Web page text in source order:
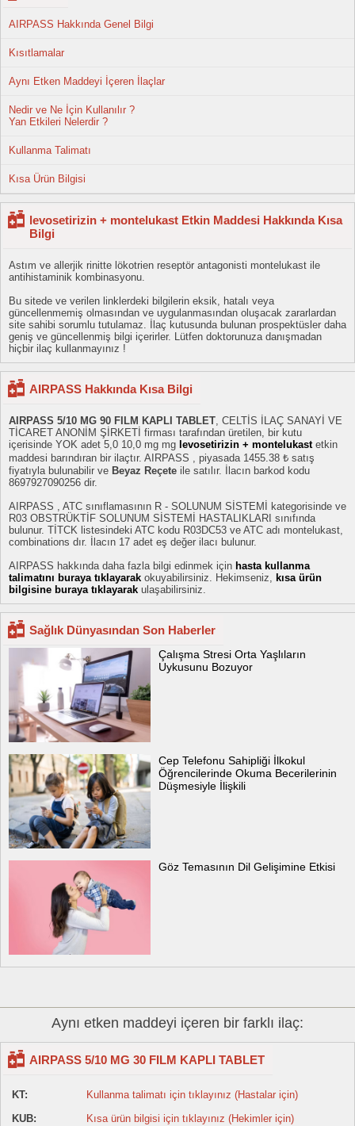
AIRPASS Hakkında Genel Bilgi
Kısıtlamalar
Aynı Etken Maddeyi İçeren İlaçlar
Nedir ve Ne İçin Kullanılır ?
Yan Etkileri Nelerdir ?
Kullanma Talimatı
Kısa Ürün Bilgisi
levosetirizin + montelukast Etkin Maddesi Hakkında Kısa
Bilgi
Astım ve allerjik rinitte lökotrien reseptör antagonisti montelukast ile
antihistaminik kombinasyonu.
Bu sitede ve verilen linklerdeki bilgilerin eksik, hatalı veya
güncellenmemiş olmasından ve uygulanmasından oluşacak zararlardan
site sahibi sorumlu tutulamaz. İlaç kutusunda bulunan prospektüsler daha
geniş ve güncellenmiş bilgi içerirler. Lütfen doktorunuza danışmadan
hiçbir ilaç kullanmayınız !
AIRPASS Hakkında Kısa Bilgi
AIRPASS 5/10 MG 90 FILM KAPLI TABLET, CELTİS İLAÇ SANAYİ VE
TİCARET ANONİM ŞİRKETİ firması tarafından üretilen, bir kutu
içerisinde YOK adet 5,0 10,0 mg mg levosetirizin + montelukastetkin
maddesi barındıran bir ilaçtır. AIRPASS , piyasada 1455.38 ₺ satış
fiyatıyla bulunabilir ve Beyaz Reçete ile satılır. İlacın barkod kodu
8697927090256 dir.
AIRPASS , ATC sınıflamasının R - SOLUNUM SİSTEMİ kategorisinde ve
R03 OBSTRÜKTİF SOLUNUM SİSTEMİ HASTALIKLARI sınıfında
bulunur. TİTCK listesindeki ATC kodu R03DC53 ve ATC adı montelukast,
combinations dır. İlacın 17 adet eş değer ilacı bulunur.
AIRPASS hakkında daha fazla bilgi edinmek için hasta kullanma
talimatını buraya tıklayarak okuyabilirsiniz. Hekimseniz, kısa ürün
bilgisine buraya tıklayarak ulaşabilirsiniz.
Sağlık Dünyasından Son Haberler
Çalışma Stresi Orta Yaşlıların
Uykusunu Bozuyor
Cep Telefonu Sahipliği İlkokul
Öğrencilerinde Okuma Becerilerinin
Düşmesiyle İlişkili
Göz Temasının Dil Gelişimine Etkisi
Aynı etken maddeyi içeren bir farklı ilaç:
AIRPASS 5/10 MG 30 FILM KAPLI TABLET
KT:
Kullanma talimatı için tıklayınız (Hastalar için)
KUB:
Kısa ürün bilgisi için tıklayınız (Hekimler için)